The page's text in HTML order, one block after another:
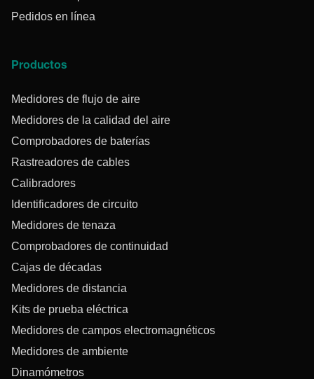
Pedidos en línea
Productos
Medidores de flujo de aire
Medidores de la calidad del aire
Comprobadores de baterías
Rastreadores de cables
Calibradores
Identificadores de circuito
Medidores de tenaza
Comprobadores de continuidad
Cajas de décadas
Medidores de distancia
Kits de prueba eléctrica
Medidores de campos electromagnéticos
Medidores de ambiente
Dinamómetros